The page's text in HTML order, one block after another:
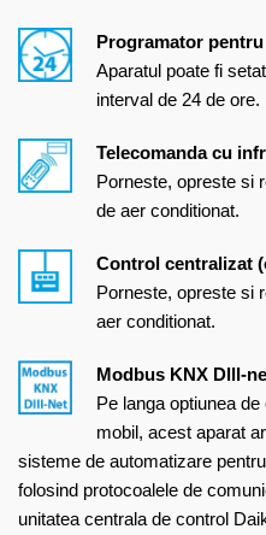
Programator pentru
Aparatul poate fi
interval de 24 de ore.
Telecomanda cu
Porneste, opreste si
de aer conditionat.
Control centralizat
Porneste, opreste si
aer conditionat.
Modbus KNX Dlll-
Pe langa optiunea
mobil, acest aparat
sisteme de automatizare
folosind protocoalele de
unitatea centrala de control